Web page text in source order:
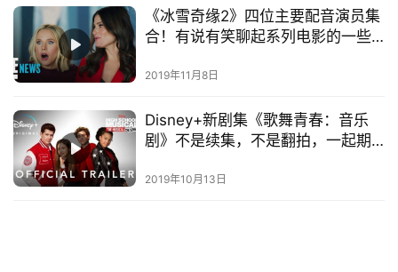
页
播
客
微
博
注册
《冰雪奇缘2》四位主要配音演员集
合！有说有笑聊起系列电影的一些
2019年11月8日
Disney+新剧集《歌舞青春：音乐
剧》不是续集，不是翻拍，一起期
2019年10月13日